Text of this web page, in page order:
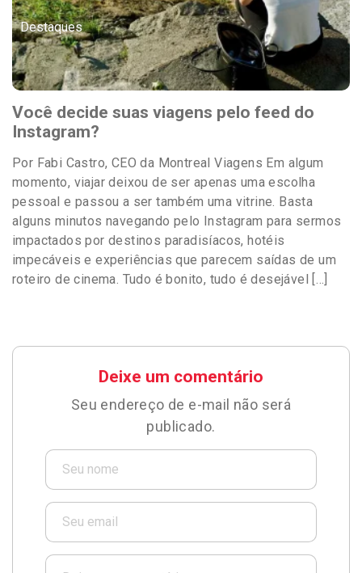
Destaques
Você decide suas viagens pelo feed do
Instagram?
Por Fabi Castro, CEO da Montreal Viagens Em algum
momento, viajar deixou de ser apenas uma escolha
pessoal e passou a ser também uma vitrine. Basta
alguns minutos navegando pelo Instagram para sermos
impactados por destinos paradisíacos, hotéis
impecáveis e experiências que parecem saídas de um
roteiro de cinema. Tudo é bonito, tudo é desejável […]
Deixe um comentário
Seu endereço de e-mail não será
publicado.